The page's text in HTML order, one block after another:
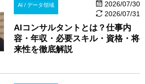
AI / データ領域
2026/07/30
2026/07/31
AIコンサルタントとは？仕事内
容・年収・必要スキル・資格・将
来性を徹底解説